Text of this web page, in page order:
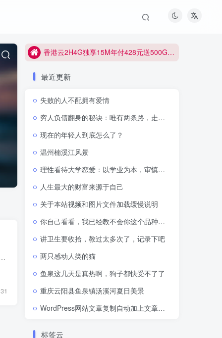
件AjaxApp.php 2.复制粘贴以下代码修改保存 <?php $name = '修改为你得APP名称'; //APP名称 $log...
香港云2H4G独享15M年付428元送500G防御
香港云2H4G独享15M年付428元送500G防御
最近更新
失败的人不配拥有爱情
穷人负债翻身的秘诀：唯有两条路，走通即可逆天改命
现在的年轻人到底怎么了？
温州楠溪江风景
理性看待大学恋爱：以学业为本，审慎抉择感情
人生最大的财富来源于自己
关于本站视频和图片文件加载缓慢说明
你自己看看，我已经教不会你这个品种了吗？
讲卫生要收拾，教过太多次了，记录下吧
两只感动人类的猫
鱼泉这几天是真热啊，狗子都快受不了了
重庆云阳县鱼泉镇汤溪河夏日美景
WordPress网站文章复制自动加上文章网址出处链接
标签云